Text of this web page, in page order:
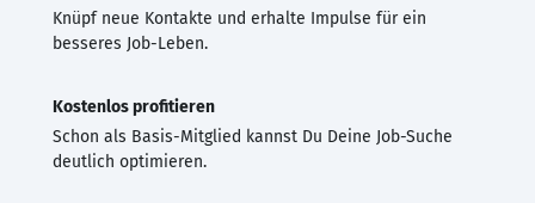
Knüpf neue Kontakte und erhalte Impulse für ein
besseres Job-Leben.
Kostenlos profitieren
Schon als Basis-Mitglied kannst Du Deine Job-Suche
deutlich optimieren.